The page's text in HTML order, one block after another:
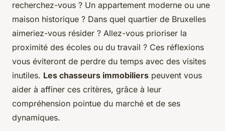
recherchez-vous ? Un appartement moderne ou une
maison historique ? Dans quel quartier de Bruxelles
aimeriez-vous résider ? Allez-vous prioriser la
proximité des écoles ou du travail ? Ces réflexions
vous éviteront de perdre du temps avec des visites
inutiles. Les chasseurs immobiliers peuvent vous
aider à affiner ces critères, grâce à leur
compréhension pointue du marché et de ses
dynamiques.